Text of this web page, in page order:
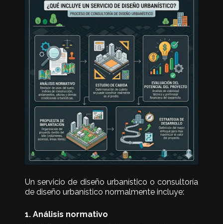
Un servicio de diseño urbanístico o consultoría
de diseño urbanístico normalmente incluye:
1. Análisis normativo